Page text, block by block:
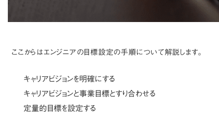
ここからはエンジニアの目標設定の手順について解説します。
キャリアビジョンを明確にする
キャリアビジョンと事業目標とすり合わせる
定量的目標を設定する